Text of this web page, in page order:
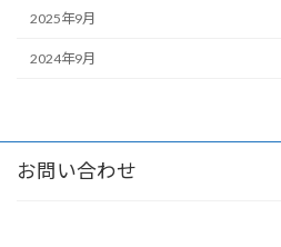
2025年9月
2024年9月
お問い合わせ